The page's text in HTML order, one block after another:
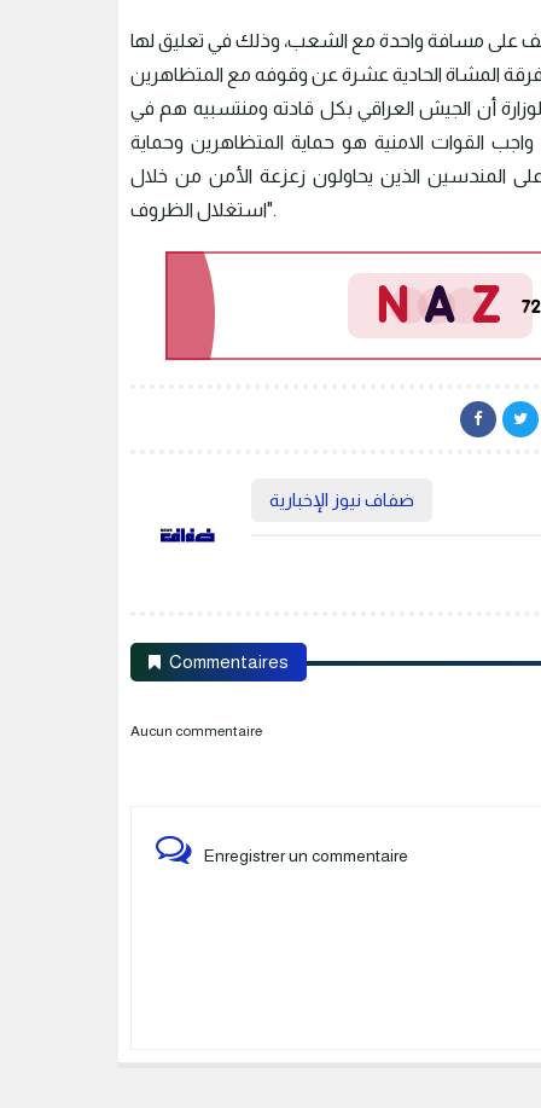
يقف على مسافة واحدة مع الشعب، وذلك في تعليق لها
أن الجيش العراقي بكل قادته ومنتسبيه هم في
القوات الامنية هو حماية المتظاهرين وحماية
المندسين الذين يحاولون زعزعة الأمن من خلال
استغلال الظروف".
ضفاف نيوز الإخبارية
Commentaires
Aucun commentaire
Enregistrer un commentaire